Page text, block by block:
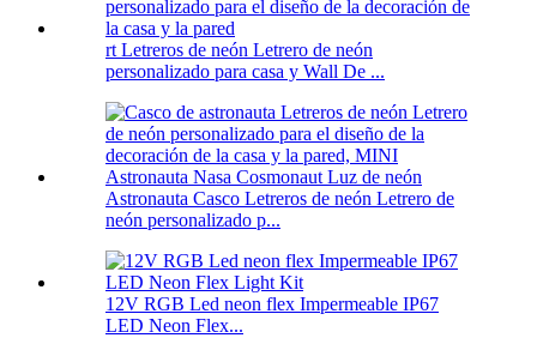
rt Letreros de neón Letrero de neón
personalizado para casa y Wall De ...
Astronauta Casco Letreros de neón Letrero de
neón personalizado p...
12V RGB Led neon flex Impermeable IP67
LED Neon Flex...